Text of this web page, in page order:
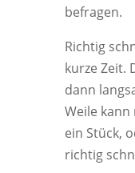
befragen.
Richtig
kurze Zeit.
dann
Weile
ein Stück,
richtig